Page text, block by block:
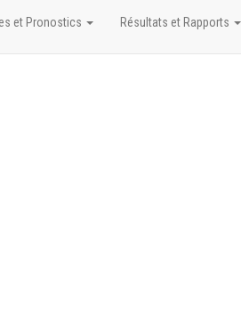
et Pronostics Résultats et Rapports